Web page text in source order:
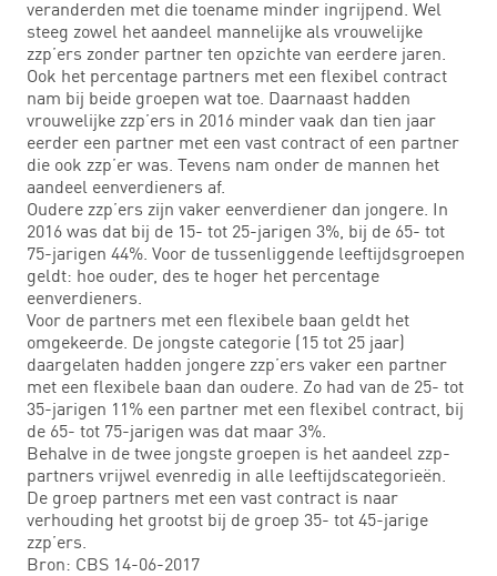
veranderden met die toename minder ingrijpend. Wel
steeg zowel het aandeel mannelijke als vrouwelijke
zzp’ers zonder partner ten opzichte van eerdere jaren.
Ook het percentage partners met een flexibel contract
nam bij beide groepen wat toe. Daarnaast hadden
vrouwelijke zzp’ers in 2016 minder vaak dan tien jaar
eerder een partner met een vast contract of een partner
die ook zzp’er was. Tevens nam onder de mannen het
aandeel eenverdieners af.
Oudere zzp’ers zijn vaker eenverdiener dan jongere. In
2016 was dat bij de 15- tot 25-jarigen 3%, bij de 65- tot
75-jarigen 44%. Voor de tussenliggende leeftijdsgroepen
geldt: hoe ouder, des te hoger het percentage
eenverdieners.
Voor de partners met een flexibele baan geldt het
omgekeerde. De jongste categorie (15 tot 25 jaar)
daargelaten hadden jongere zzp’ers vaker een partner
met een flexibele baan dan oudere. Zo had van de 25- tot
35-jarigen 11% een partner met een flexibel contract, bij
de 65- tot 75-jarigen was dat maar 3%.
Behalve in de twee jongste groepen is het aandeel zzp-
partners vrijwel evenredig in alle leeftijdscategorieën.
De groep partners met een vast contract is naar
verhouding het grootst bij de groep 35- tot 45-jarige
zzp’ers.
Bron: CBS 14-06-2017